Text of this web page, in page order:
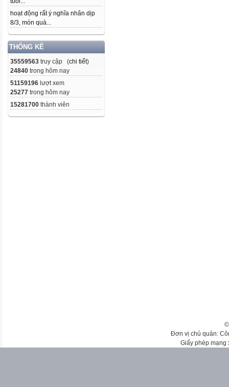
hoạt động rất ý nghĩa nhân dịp
8/3, món quà...
THỐNG KÊ
35559563 truy cập (chi tiết)
24840 trong hôm nay
51159196 lượt xem
25277 trong hôm nay
15281700 thành viên
Đơn vị chủ quản:
Giấy phép mạng